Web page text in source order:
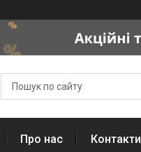
Про нас Контакти